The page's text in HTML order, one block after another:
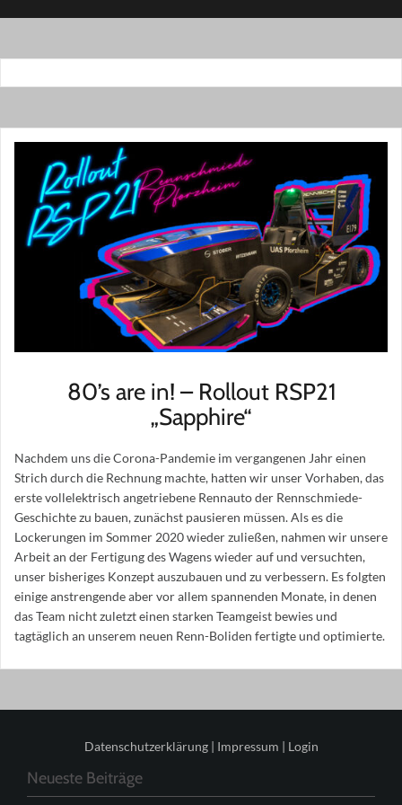
80’s are in! – Rollout RSP21
„Sapphire“
Nachdem uns die Corona-Pandemie im vergangenen Jahr einen
Strich durch die Rechnung machte, hatten wir unser Vorhaben, das
erste vollelektrisch angetriebene Rennauto der Rennschmiede-
Geschichte zu bauen, zunächst pausieren müssen. Als es die
Lockerungen im Sommer 2020 wieder zuließen, nahmen wir unsere
Arbeit an der Fertigung des Wagens wieder auf und versuchten,
unser bisheriges Konzept auszubauen und zu verbessern. Es folgten
einige anstrengende aber vor allem spannenden Monate, in denen
das Team nicht zuletzt einen starken Teamgeist bewies und
tagtäglich an unserem neuen Renn-Boliden fertigte und optimierte.
Datenschutzerklärung| Impressum | Login
Neueste Beiträge